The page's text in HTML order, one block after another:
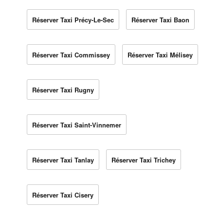
Réserver Taxi Précy-Le-Sec Réserver Taxi Baon
Réserver Taxi Commissey Réserver Taxi Mélisey
Réserver Taxi Rugny
Réserver Taxi Saint-Vinnemer
Réserver Taxi Tanlay Réserver Taxi Trichey
Réserver Taxi Cisery